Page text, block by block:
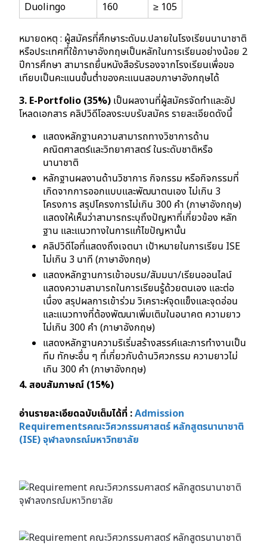
Duolingo
160 ≥ 105
หมายดหตุ : ผู้สมัครที่ศึกษาระดับม.ปลายในโรงเรียนนานาชาติ
หรือประเทศที่ใช้ภาษาอังกฤษเป็นหลักในการเรียนอย่างน้อย 2
ปีการศึกษา สามารถยื่นหนังสือรับรองจากโรงเรียนเพื่อขอ
เทียบเป็นคะแนนขั้นต่ำของคะแนนสอบภาษาอังกฤษได้
3. E-Portfolio (35%) เป็นผลงานที่ผู้สมัครจัดทำและอัป
โหลดเอกสาร คลิปวิดีโอลงระบบรับสมัคร รายละเอียดดังนี้
แสดงหลักฐานความสามารถทางวิชาการด้าน
คณิตศาสตร์และวิทยาศาสตร์ ในระดับชาติหรือ
นานาชาติ
หลักฐานผลงานด้านวิชาการ กิจกรรม หรือกิจกรรมที่
เกิดจากการออกแบบและพัฒนาตนเอง ไม่เกิน 3
โครงการ สรุปโครงการไม่เกิน 300 คำ (ภาษาอังกฤษ)
แสดงให้เห็นว่าสามารถระบุถึงปัญหาที่เกี่ยวข้อง หลัก
ฐาน และแนวทางในการแก้ไขปัญหานั้น
คลิปวิดีโอที่แสดงถึงเจตนา เป้าหมายในการเรียน ISE
ไม่เกิน 3 นาที (ภาษาอังกฤษ)
แสดงหลักฐานการเข้าอบรม/สัมมนา/เรียนออนไลน์
แสดงความสามารถในการเรียนรู้ด้วยตนเอง และต่อ
เนื่อง สรุปผลการเข้าร่วม วิเคราะห์จุดแข็งและจุดอ่อน
และแนวทางที่ต้องพัฒนาเพิ่มเติมในอนาคต ความยาว
ไม่เกิน 300 คำ (ภาษาอังกฤษ)
แสดงหลักฐานความริเริ่มสร้างสรรค์และการทำงานเป็น
ทีม ทักษะอื่น ๆ ที่เกี่ยวกับด้านวิศวกรรม ความยาวไม่
เกิน 300 คำ (ภาษาอังกฤษ)
4. สอบสัมภาษณ์ (15%)
อ่านรายละเอียดฉบับเต็มได้ที่ :Admission
Requirementsคณะวิศวกรรมศาสตร์ หลักสูตรนานาชาติ
(ISE) จุฬาลงกรณ์มหาวิทยาลัย